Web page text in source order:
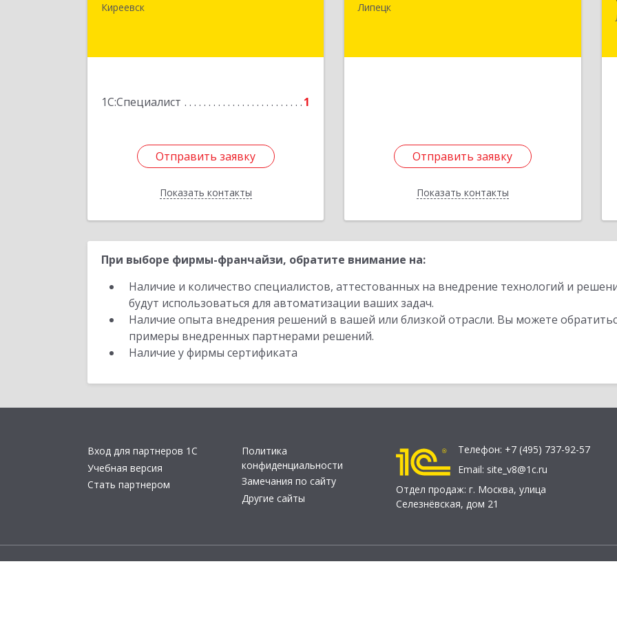
Киреевск
1С:Специалист 1
Отправить заявку
Показать контакты
Отправить заявку
Назад
Липецк
Отправить заявку
Показать контакты
Отправить заявку
Назад
При выборе фирмы-франчайзи, обратите внимание на:
Наличие и количество специалистов, аттестованных на внедрение технологий и
будут использоваться для автоматизации ваших задач.
Наличие опыта внедрения решений в вашей или близкой отрасли. Вы можете
примеры внедренных партнерами решений.
Наличие у фирмы сертификата
Вход для партнеров 1С
Учебная версия
Стать партнером
Политика
конфиденциальности
Замечания по сайту
Другие сайты
Телефон: +7 (495) 737-92-57
Email: site_v8@1c.ru
Отдел продаж: г. Москва, улица
Селезнёвская, дом 21